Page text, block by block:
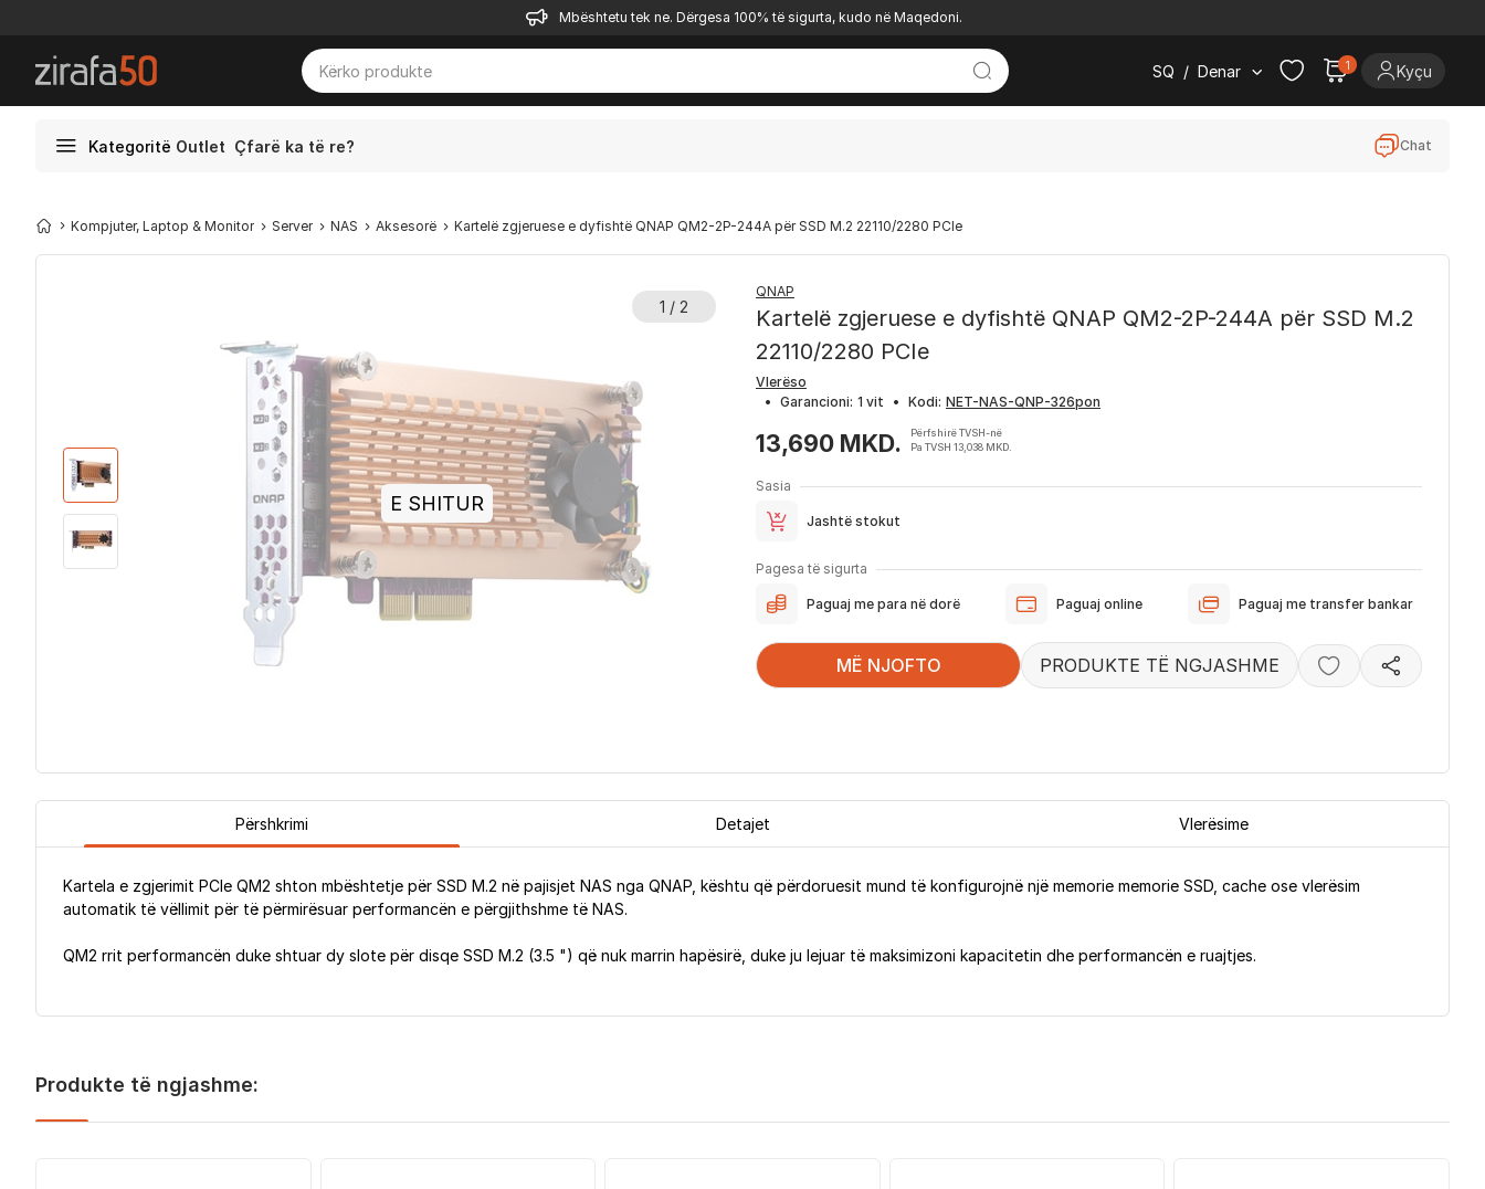
Mbështetu tek ne. Dërgesa 100% të sigurta, kudo në Maqedoni.
SQ / Denar 1 Kyçu
Kategoritë Outlet Çfarë ka të re? Chat
Kompjuter, Laptop & Monitor Server NAS Aksesorë Kartelë zgjeruese e dyfishtë QNAP QM2-2P-244A për SSD M.2 22110/2280 PCIe
1 / 2
E SHITUR
QNAP
Kartelë zgjeruese e dyfishtë QNAP QM2-2P-244A për SSD M.2
22110/2280 PCIe
Vlerëso
• Garancioni: 1 vit • Kodi:
13,690 MKD.
Përfshirë TVSH-në
Pa TVSH 13,038 MKD.
Sasia
Jashtë stokut
Pagesa të sigurta
Paguaj me para në dorë Paguaj online Paguaj me transfer bankar
MË NJOFTO PRODUKTE TË NGJASHME
Përshkrimi Detajet Vlerësime
Kartela e zgjerimit PCIe QM2 shton mbështetje për SSD M.2 në pajisjet NAS nga QNAP, kështu që përdoruesit mund të konfigurojnë një memorie memorie SSD, cache ose vlerësim
automatik të vëllimit për të përmirësuar performancën e përgjithshme të NAS.
QM2 rrit performancën duke shtuar dy slote për disqe SSD M.2 (3.5 ") që nuk marrin hapësirë, duke ju lejuar të maksimizoni kapacitetin dhe performancën e ruajtjes.
Produkte të ngjashme: